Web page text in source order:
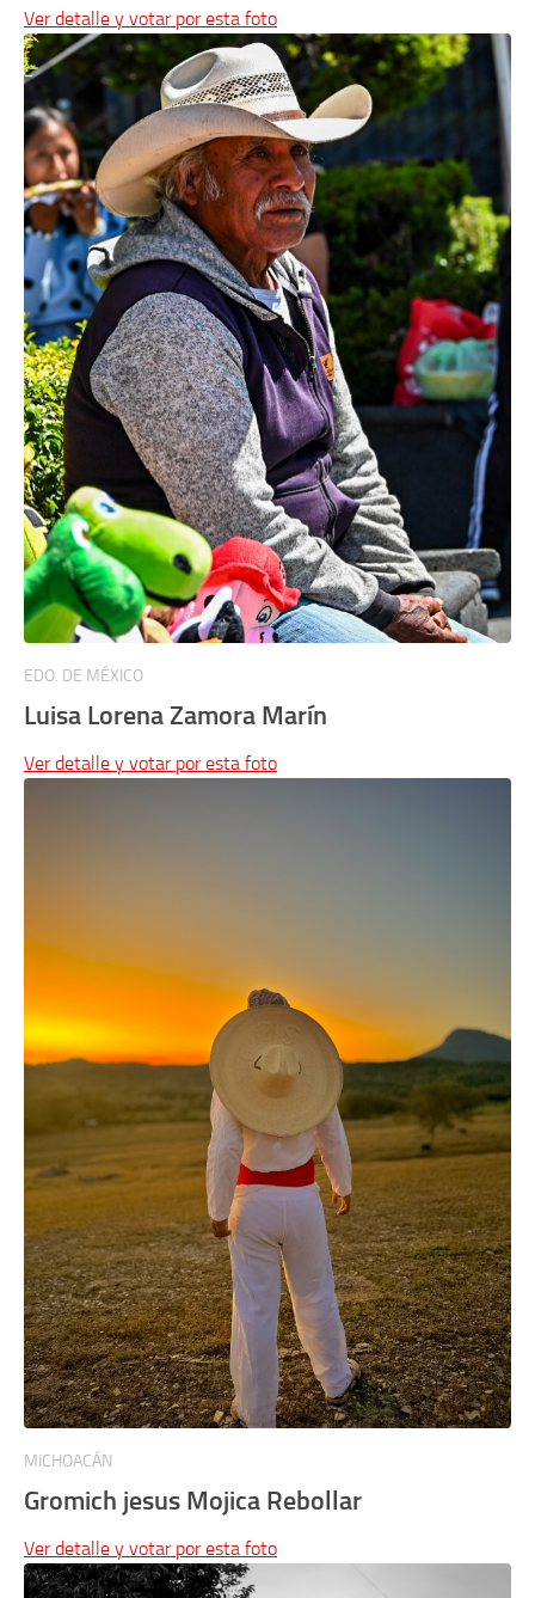
Ver detalle y votar por esta foto
EDO. DE MÉXICO
Luisa Lorena Zamora Marín
Ver detalle y votar por esta foto
MICHOACÁN
Gromich jesus Mojica Rebollar
Ver detalle y votar por esta foto